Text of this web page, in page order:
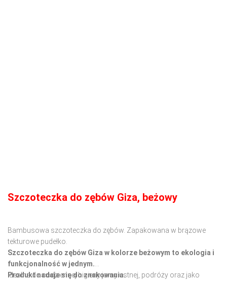
Szczoteczka do zębów Giza, beżowy
Bambusowa szczoteczka do zębów. Zapakowana w brązowe
tekturowe pudełko.
Szczoteczka do zębów Giza w kolorze beżowym to ekologia i
funkcjonalność w jednym.
Idealna do codziennej higieny jamy ustnej, podróży oraz jako
Produkt nadaje się do znakowania.